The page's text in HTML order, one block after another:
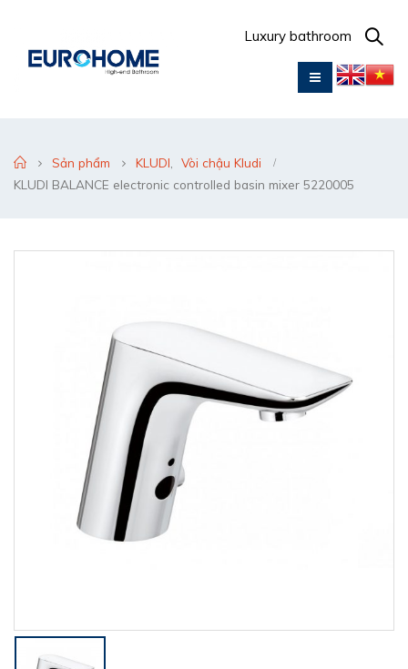
Luxury bathroom
Sản phẩm KLUDI
Vòi chậu Kludi
KLUDI BALANCE electronic controlled basin mixer 5220005